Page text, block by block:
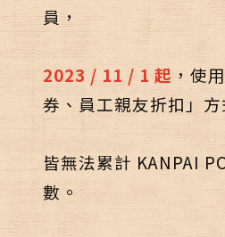
Follow us
聯絡我們
員，
2023 / 11 / 1 起 ，使
券、員工親友折扣」
皆無法累計 KANPAI
數。